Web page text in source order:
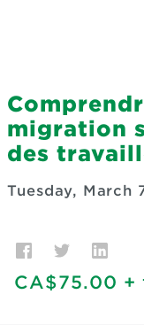
migration
des
Tuesday, March
CA$75.00 +